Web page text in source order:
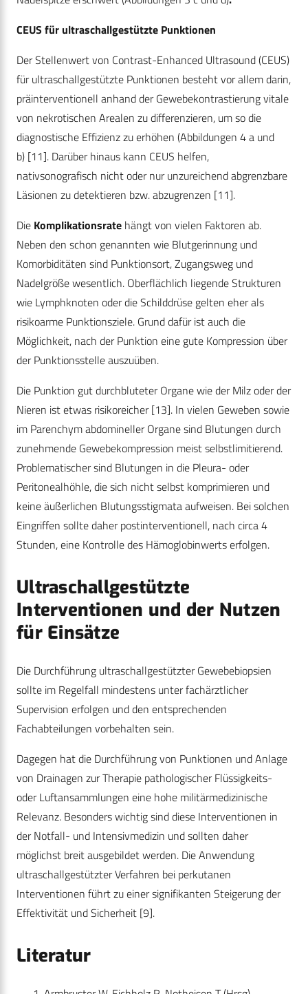
CEUS für ultraschallgestützte Punktionen
Der Stellenwert von Contrast-Enhanced Ultrasound (CEUS)
für ultraschallgestützte Punktionen besteht vor allem darin,
präinterventionell anhand der Gewebekontrastierung vitale
von nekrotischen Arealen zu differenzieren, um so die
diagnostische Effizienz zu erhöhen (Abbildungen 4 a und
b) [11]. Darüber hinaus kann CEUS helfen,
nativsonografisch nicht oder nur unzureichend abgrenzbare
Läsionen zu detektieren bzw. abzugrenzen [11].
Die Komplikationsrate hängt von vielen Faktoren ab.
Neben den schon genannten wie Blutgerinnung und
Komorbiditäten sind Punktionsort, Zugangsweg und
Nadelgröße wesentlich. Oberflächlich liegende Strukturen
wie Lymphknoten oder die Schilddrüse gelten eher als
risikoarme Punktionsziele. Grund dafür ist auch die
Möglichkeit, nach der Punktion eine gute Kompression über
der Punktionsstelle auszuüben.
Die Punktion gut durchbluteter Organe wie der Milz oder der
Nieren ist etwas risikoreicher [13]. In vielen Geweben sowie
im Parenchym abdomineller Organe sind Blutungen durch
zunehmende Gewebekompression meist selbstlimitierend.
Problematischer sind Blutungen in die Pleura- oder
Peritonealhöhle, die sich nicht selbst komprimieren und
keine äußerlichen Blutungsstigmata aufweisen. Bei solchen
Eingriffen sollte daher postinter­ventionell, nach circa 4
Stunden, eine Kontrolle des Hämoglobinwerts erfolgen.
Ultraschallgestützte
Interventionen und der Nutzen
für Einsätze
Die Durchführung ultraschallgestützter Gewebebiopsien
sollte im Regelfall mindestens unter fachärztlicher
Supervision erfolgen und den entsprechenden
Fachabteilungen vorbehalten sein.
Dagegen hat die Durchführung von Punktionen und ­Anlage
von Drainagen zur Therapie pathologischer Flüssigkeits-
oder Luftansammlungen eine hohe militär­medizinische
Relevanz. Besonders wichtig sind diese Interventionen in
der Notfall- und Intensivmedizin und sollten daher
möglichst breit ausgebildet werden. Die Anwendung
ultraschallgestützter Verfahren bei perkutanen
Interventionen führt zu einer signifikanten Steigerung der
Effektivität und Sicherheit [9].
Literatur